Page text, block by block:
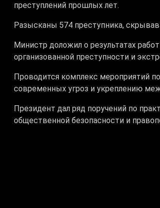
преступлений прошлых лет.
Разысканы 574 преступника,
Министр доложил о результатах
организованной преступности и
Проводится комплекс мероприятий
современных угроз и укреплению
Президент дал ряд поручений по
общественной безопасности и